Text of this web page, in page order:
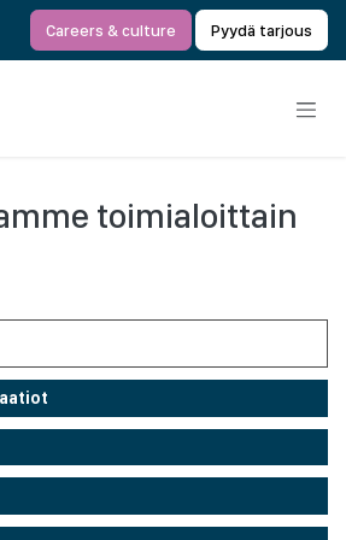
Careers & culture Pyydä tarjous
toimialoittain